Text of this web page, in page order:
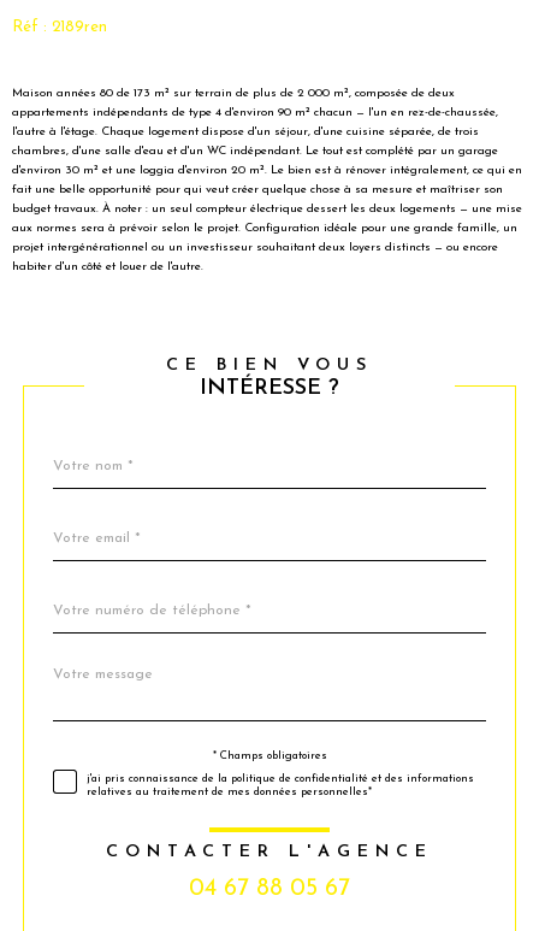
Réf : 2189ren
Maison années 80 de 173 m² sur terrain de plus de 2 000 m², composée de deux
appartements indépendants de type 4 d'environ 90 m² chacun — l'un en rez-de-chaussée,
l'autre à l'étage. Chaque logement dispose d'un séjour, d'une cuisine séparée, de trois
chambres, d'une salle d'eau et d'un WC indépendant. Le tout est complété par un garage
d'environ 30 m² et une loggia d'environ 20 m². Le bien est à rénover intégralement, ce qui en
fait une belle opportunité pour qui veut créer quelque chose à sa mesure et maîtriser son
budget travaux. À noter : un seul compteur électrique dessert les deux logements — une mise
aux normes sera à prévoir selon le projet. Configuration idéale pour une grande famille, un
projet intergénérationnel ou un investisseur souhaitant deux loyers distincts — ou encore
habiter d'un côté et louer de l'autre.
CE BIEN VOUS
INTÉRESSE ?
*
*
*
Fieldset
Message
* Champs obligatoires
j'ai pris connaissance de la politique de confidentialité et des informations
relatives au traitement de mes données personnelles*
CONTACTER L'AGENCE
04 67 88 05 67